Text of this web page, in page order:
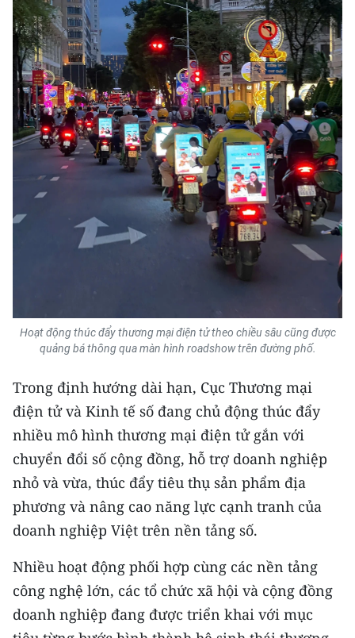
Hoạt động thúc đẩy thương mại điện tử theo chiều sâu cũng được
quảng bá thông qua màn hình roadshow trên đường phố.
Trong định hướng dài hạn, Cục Thương mại
điện tử và Kinh tế số đang chủ động thúc đẩy
nhiều mô hình thương mại điện tử gắn với
chuyển đổi số cộng đồng, hỗ trợ doanh nghiệp
nhỏ và vừa, thúc đẩy tiêu thụ sản phẩm địa
phương và nâng cao năng lực cạnh tranh của
doanh nghiệp Việt trên nền tảng số.
Nhiều hoạt động phối hợp cùng các nền tảng
công nghệ lớn, các tổ chức xã hội và cộng đồng
doanh nghiệp đang được triển khai với mục